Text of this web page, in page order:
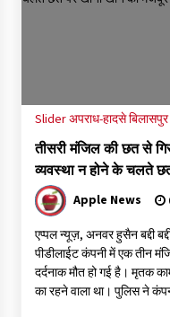
Sliderअपराध-हादसेबिलासपुर
तीसरी मंजिल की छत से
व्यवस्था न होने के चलते
Apple News
एप्पल न्यूज़, अनवर हुसैन बद्दी
पीडीलाईट कंपनी में एक तीन
दर्दनाक मौत हो गई है। मृतक
का रहने वाला था। पुलिस ने